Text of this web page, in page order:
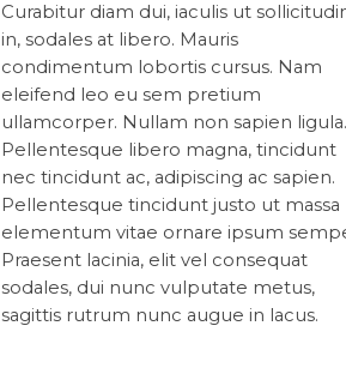
Curabitur diam dui, iaculis ut
in, sodales at libero. Mauris
condimentum lobortis cursus. Nam
eleifend leo eu sem pretium
ullamcorper. Nullam non sapien ligula.
Pellentesque libero magna, tincidunt
nec tincidunt ac, adipiscing ac sapien.
Pellentesque tincidunt justo ut massa
elementum vitae ornare ipsum
Praesent lacinia, elit vel consequat
sodales, dui nunc vulputate metus,
sagittis rutrum nunc augue in lacus.